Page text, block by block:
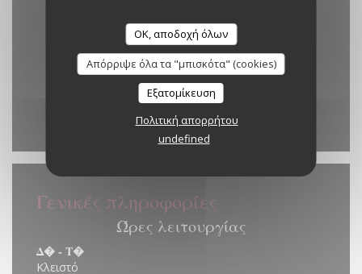
OK, αποδοχή όλων
Απόρριψε όλα τα "μπισκότα" (cookies)
Εξατομίκευση
Πολιτική απορρήτου
undefined
Waze Map είναι απενεργοποιημένο.
Γενικές πληροφορίες
Ώρες λειτουργίας
Δ�- Τ�
Κλειστό